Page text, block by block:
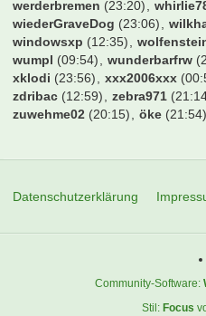
werderbremen (23:20)
wiederGraveDog (23:06)
windowsxp (12:35)
wumpl (09:54) wunderbarfrw
xklodi (23:56) xxx2006xxx
zdribac (12:59) zebra971
zuwehme02 (20:15) öke (21:54)
Datenschutzerklärung
Community-Software:
Stil: Focus